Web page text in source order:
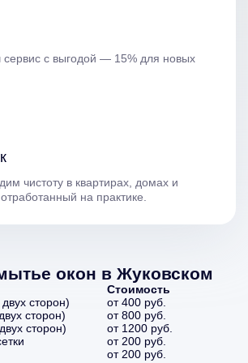
с выгодой — 15% для новых
чистоту в квартирах, домах и
на практике.
окон в Жуковском
Стоимость
сторон)
от 400 руб.
сторон)
от 800 руб.
сторон)
от 1200 руб.
от 200 руб.
от 200 руб.